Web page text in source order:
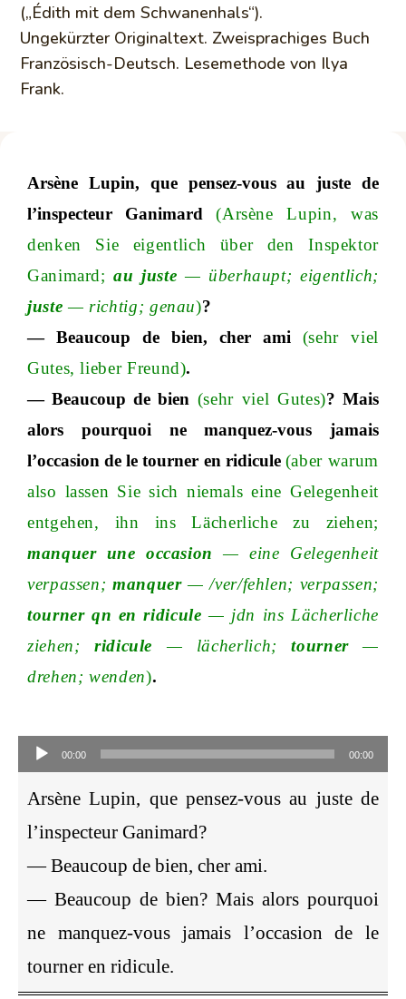
(„Édith mit dem Schwanenhals“).
Ungekürzter Originaltext. Zweisprachiges Buch
Französisch-Deutsch. Lesemethode von Ilya
Frank.
Arsène Lupin, que pensez-vous au juste de
l’inspecteur Ganimard(Arsène Lupin, was
denken Sie eigentlich über den Inspektor
Ganimard; au juste — überhaupt; eigentlich;
juste — richtig; genau)?
— Beaucoup de bien, cher ami (sehr viel
Gutes, lieber Freund).
— Beaucoup de bien (sehr viel Gutes)? Mais
alors pourquoi ne manquez-vous jamais
l’occasion de le tourner en ridicule (aber warum
also lassen Sie sich niemals eine Gelegenheit
entgehen, ihn ins Lächerliche zu ziehen;
manquer une occasion
— eine Gelegenheit
verpassen; manquer — /ver/fehlen; verpassen;
tourner qn en ridicule — jdn ins Lächerliche
ziehen; ridicule — lächerlich; tourner—
drehen; wenden).
Player00:00 00:00
Arsène Lupin, que pensez-vous au juste de
l’inspecteur Ganimard?
— Beaucoup de bien, cher ami.
— Beaucoup de bien? Mais alors pourquoi
ne manquez-vous jamais l’occasion de le
tourner en ridicule.